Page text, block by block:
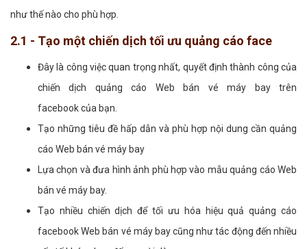
như thế nào cho phù hợp.
2.1 - Tạo một chiến dịch tối ưu quảng cáo face
Đây là công việc quan trọng nhất, quyết định thành công của
chiến dịch quảng cáo Web bán vé máy bay trên
facebook của bạn.
Tạo những tiêu đề hấp dẫn và phù hợp nội dung cần quảng
cáo Web bán vé máy bay
Lựa chọn và đưa hình ảnh phù hợp vào mẫu quảng cáo Web
bán vé máy bay.
Tạo nhiều chiến dịch để tối ưu hóa hiệu quả quảng cáo
facebook Web bán vé máy bay cũng như tác động đến nhiều